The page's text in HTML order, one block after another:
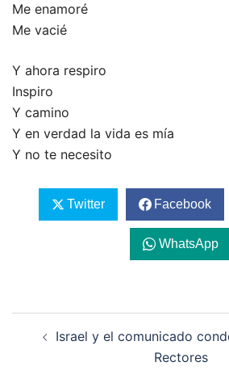
Me enamoré
Me vacié
Y ahora respiro
Inspiro
Y camino
Y en verdad la vida es mía
Y no te necesito
Twitter Facebook
WhatsApp
Israel y el comunicado
Rectores